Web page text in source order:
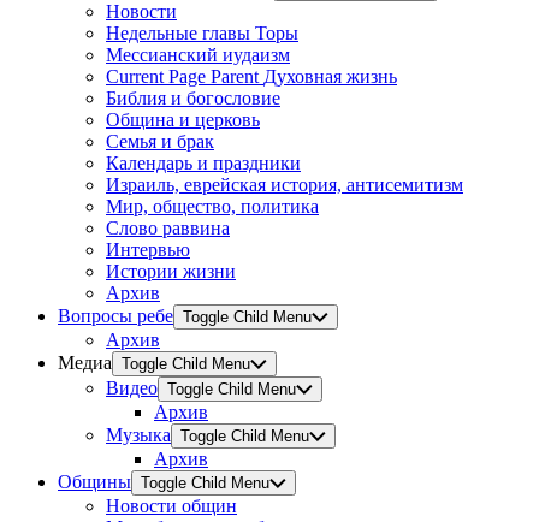
Новости
Недельные главы Торы
Мессианский иудаизм
Current Page Parent Духовная жизнь
Библия и богословие
Община и церковь
Семья и брак
Календарь и праздники
Израиль, еврейская история, антисемитизм
Мир, общество, политика
Слово раввина
Интервью
Истории жизни
Архив
Вопросы ребе Toggle Child Menu
Архив
Медиа Toggle Child Menu
Видео Toggle Child Menu
Архив
Музыка Toggle Child Menu
Архив
Общины Toggle Child Menu
Новости общин